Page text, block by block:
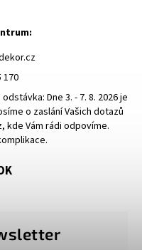
170
Dne 3. - 7. 8. 2026 je
o zaslání Vašich dotazů
kde Vám rádi odpovíme.